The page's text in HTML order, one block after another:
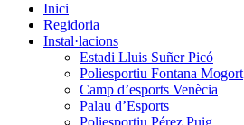
Inici
Regidoria
Instal·lacions
Estadi Lluis Suñer Picó
Poliesportiu Fontana Mogort
Camp d’esports Venècia
Palau d’Esports
Poliesportiu Pérez Puig